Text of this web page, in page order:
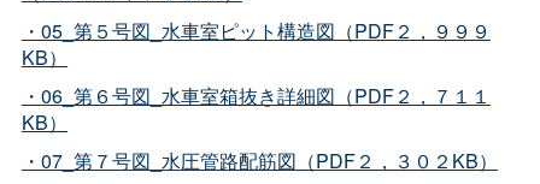
・05_第５号図_水車室ピット構造図（PDF２，９９９
KB）
・06_第６号図_水車室箱抜き詳細図（PDF２，７１１
KB）
・07_第７号図_水圧管路配筋図（PDF２，３０２KB）